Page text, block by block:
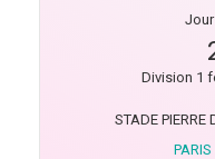
Division 1
STADE PIERRE